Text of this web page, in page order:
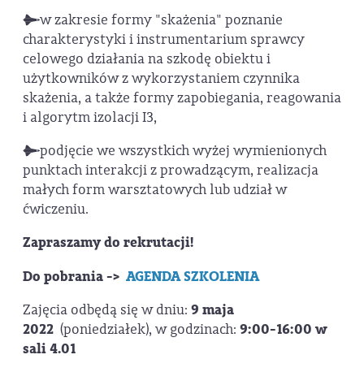
w zakresie formy "skażenia" poznanie
charakterystyki i instrumentarium sprawcy
celowego działania na szkodę obiektu i
użytkowników z wykorzystaniem czynnika
skażenia, a także formy zapobiegania, reagowania
i algorytm izolacji I3,
podjęcie we wszystkich wyżej wymienionych
punktach interakcji z prowadzącym, realizacja
małych form warsztatowych lub udział w
ćwiczeniu.
Zapraszamy do rekrutacji!
Do pobrania -> AGENDA SZKOLENIA
Zajęcia odbędą się w dniu: 9 maja
2022 (poniedziałek), w godzinach: 9:00-16:00 w
sali 4.01